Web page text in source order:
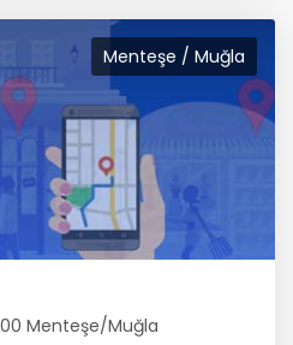
Menteşe / Muğla
Menteşe/Muğla